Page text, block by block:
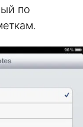
по